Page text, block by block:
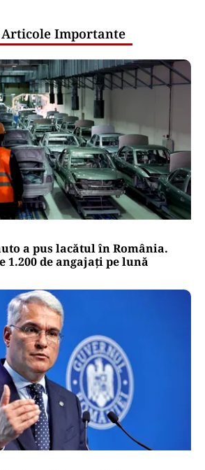
Importante
a pus lacătul în România.
1.200 de angajați pe lună